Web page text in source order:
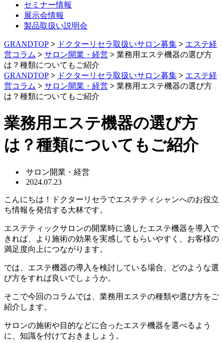
セミナー情報
展示会情報
製品取扱い説明会
GRANDTOP > ドクターリセラ取扱いサロン募集 > エステ経
営コラム > サロン開業・経営 > 業務用エステ機器の選び方
は？種類についてもご紹介
GRANDTOP > ドクターリセラ取扱いサロン募集 > エステ経
営コラム > サロン開業・経営 > 業務用エステ機器の選び方
は？種類についてもご紹介
業務用エステ機器の選び方
は？種類についてもご紹介
サロン開業・経営
2024.07.23
こんにちは！ドクターリセラでエステティシャンへのお役立
ち情報を発信する大林です。
エステティックサロンの開業時に適したエステ機器を導入で
きれば、より施術の効果を実感してもらいやすく、お客様の
満足度向上につながります。
では、エステ機器の導入を検討している場合、どのような選
び方をすれば良いでしょうか。
そこで今回のコラムでは、業務用エステの種類や選び方をご
紹介します。
サロンの施術や目的などに合ったエステ機器を選べるよう
に、知識を付けておきましょう。